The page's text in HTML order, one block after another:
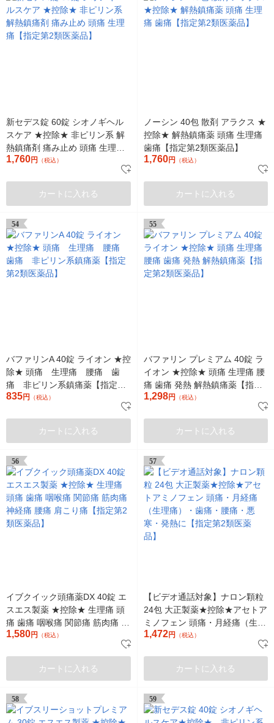
新セデス錠 60錠 シオノギヘル
スケア ★控除★ 非ピリン系 解
熱鎮痛剤 痛み止め 頭痛 生理痛
【指定第2類医薬品】
1,760円 （税込）
カートに入れる
ノーシン 40包 散剤 アラクス ★
控除★ 解熱鎮痛薬 頭痛 生理痛
歯痛【指定第2類医薬品】
1,760円 （税込）
カートに入れる
54
バファリンA 40錠 ライオン ★控
除★ 頭痛 生理痛 腰痛 歯
痛 非ピリン系鎮痛薬【指定第
2類医薬品】
835円 （税込）
カートに入れる
55
バファリン プレミアム 40錠 ラ
イオン ★控除★ 頭痛 生理痛 腰
痛 歯痛 発熱 解熱鎮痛薬【指定
第2類医薬品】
1,298円 （税込）
カートに入れる
56
イブクイック頭痛薬DX 40錠 エ
スエス製薬 ★控除★ 生理痛 頭
痛 歯痛 咽喉痛 関節痛 筋肉痛 神
経痛 腰痛 肩こり痛【指定第2類
1,580円 （税込）
カートに入れる
57
【ビデオ通話対象】ナロン顆粒
24包 大正製薬★控除★アセトア
ミノフェン 頭痛・月経痛（生理
痛）・歯痛・腰痛・悪寒・発熱
1,472円 （税込）
カートに入れる
58 59